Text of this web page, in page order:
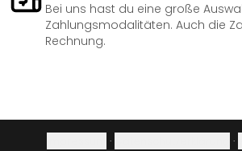
Bei uns hast du eine große
Zahlungsmodalitäten. Auch die
Rechnung.
· ·